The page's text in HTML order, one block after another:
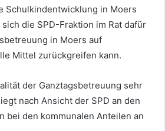
Schulkindentwicklung in Moers
die SPD-Fraktion im Rat dafür
in Moers auf
Mittel zurückgreifen kann.
der Ganztagsbetreuung sehr
nach Ansicht der SPD an den
bei den kommunalen Anteilen an